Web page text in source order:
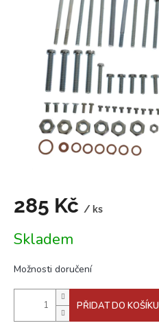
hvězdiček.
285 Kč / ks
cena:
Skladem
Možnosti doručení
PŘIDAT DO KOŠÍKU